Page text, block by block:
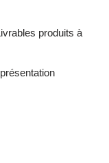
produits à